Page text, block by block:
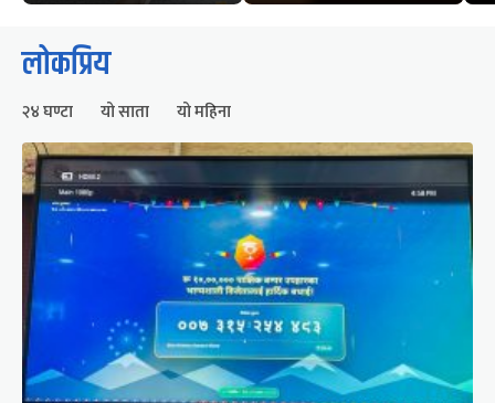
लोकप्रिय
२४ घण्टा यो साता यो महिना